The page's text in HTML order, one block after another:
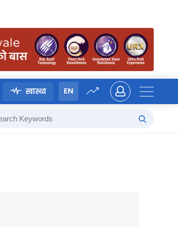
स्वास्थ्य EN